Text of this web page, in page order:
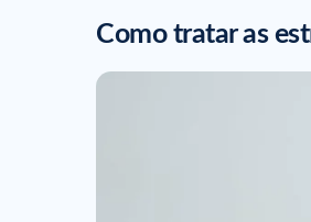
Como tratar as